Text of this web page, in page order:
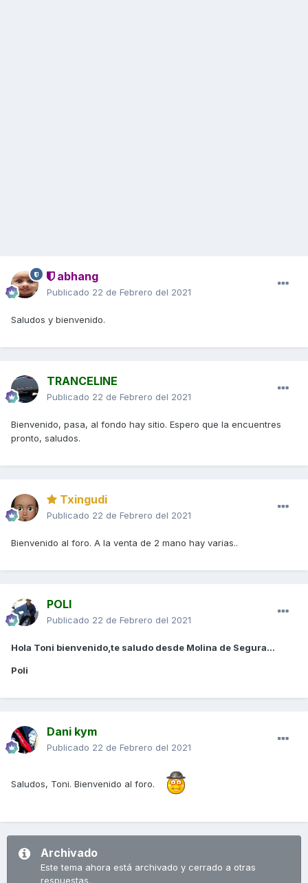
abhang
Publicado 22 de Febrero del 2021
Saludos y bienvenido.
TRANCELINE
Publicado 22 de Febrero del 2021
Bienvenido, pasa, al fondo hay sitio. Espero que la encuentres
pronto, saludos.
Txingudi
Publicado 22 de Febrero del 2021
Bienvenido al foro. A la venta de 2 mano hay varias..
POLI
Publicado 22 de Febrero del 2021
Hola Toni bienvenido,te saludo desde Molina de Segura...
Poli
Dani kym
Publicado 22 de Febrero del 2021
Saludos, Toni. Bienvenido al foro.
Archivado
Este tema ahora está archivado y cerrado a otras
respuestas.